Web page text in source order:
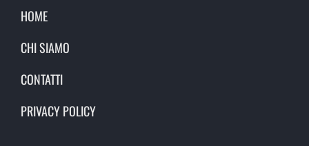
HOME
CHI SIAMO
CONTATTI
PRIVACY POLICY